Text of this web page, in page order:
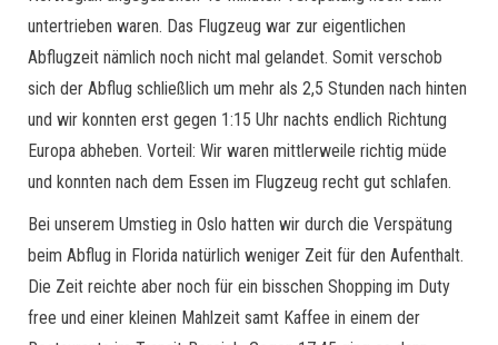
untertrieben waren. Das Flugzeug war zur eigentlichen
Abflugzeit nämlich noch nicht mal gelandet. Somit verschob
sich der Abflug schließlich um mehr als 2,5 Stunden nach hinten
und wir konnten erst gegen 1:15 Uhr nachts endlich Richtung
Europa abheben. Vorteil: Wir waren mittlerweile richtig müde
und konnten nach dem Essen im Flugzeug recht gut schlafen.
Bei unserem Umstieg in Oslo hatten wir durch die Verspätung
beim Abflug in Florida natürlich weniger Zeit für den Aufenthalt.
Die Zeit reichte aber noch für ein bisschen Shopping im Duty
free und einer kleinen Mahlzeit samt Kaffee in einem der